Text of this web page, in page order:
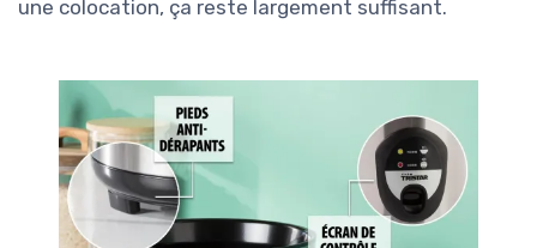
une colocation, ça reste largement suffisant.